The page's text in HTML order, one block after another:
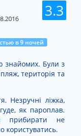
в которых
ДВП.
деталь:
присутствует
навесы, надувная
находятся
детские
в 1,03 га, что
3.3
в 9 ночей
знайомих. Були з
територія та
Незручні ліжка,
як пароплав.
прибирати не
користуватись.